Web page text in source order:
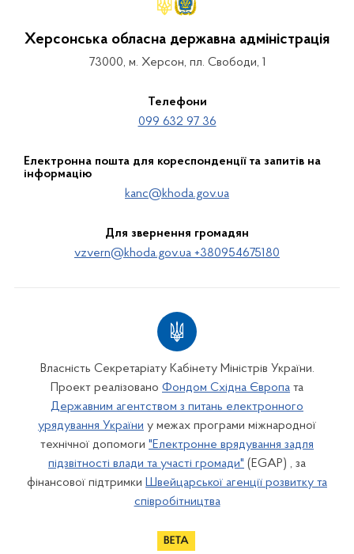
Херсонська обласна державна адміністрація
73000, м. Херсон, пл. Свободи, 1
Телефони
099 632 97 36
Електронна пошта для кореспонденції та запитів на
інформацію
kanc@khoda.gov.ua
Для звернення громадян
vzvern@khoda.gov.ua +380954675180
Власність Секретаріату Кабінету Міністрів України.
Проект реалізовано Фондом Східна Європа та
Державним агентством з питань електронного
урядування України у межах програми міжнародної
технічної допомоги "Електронне врядування задля
підзвітності влади та участі громади" (EGAP) , за
фінансової підтримки Швейцарської агенції розвитку та
співробітництва